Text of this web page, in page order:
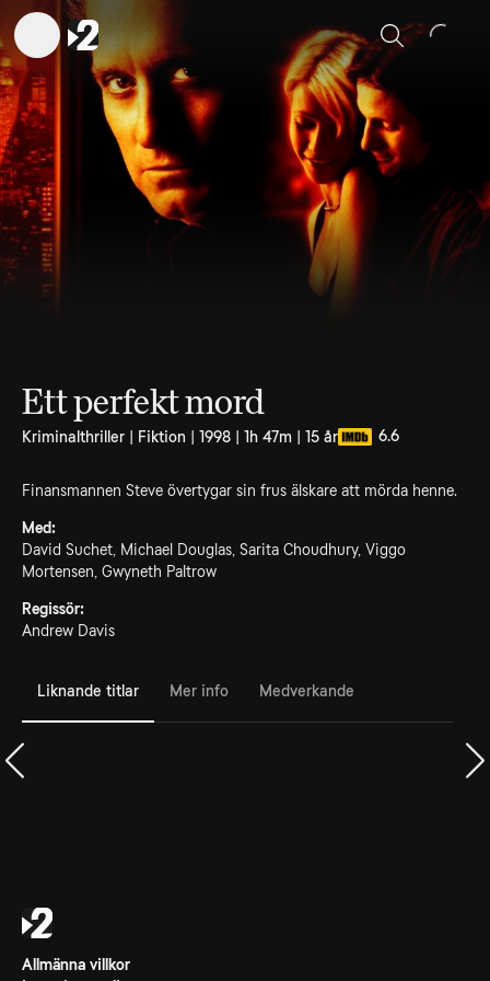
Sök
Ett perfekt mord
Kriminalthriller | Fiktion | 1998 | 1h 47m | 15 år 6.6
Finansmannen Steve övertygar sin frus älskare att mörda henne.
Med:
David Suchet, Michael Douglas, Sarita Choudhury, Viggo
Mortensen, Gwyneth Paltrow
Regissör:
Andrew Davis
Liknande titlar Mer info Medverkande
Allmänna villkor